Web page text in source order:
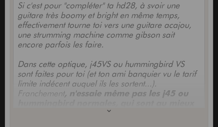
Si c'est pour "compléter" ta hd28, à svoir une
guitare très boomy et bright en même temps,
effectivement tourne toi vers une guitare acajou,
une strumming machine comme gibson sait
encore parfois les faire.
Dans cette optique, j45VS ou hummingbird VS
sont faites pour toi (et ton ami banquier vu le tarif
limite indécent auquel ils les sortent...).
Franchement, n'essaie même pas les j45 ou
de bonnes guitares de scène, au pire de